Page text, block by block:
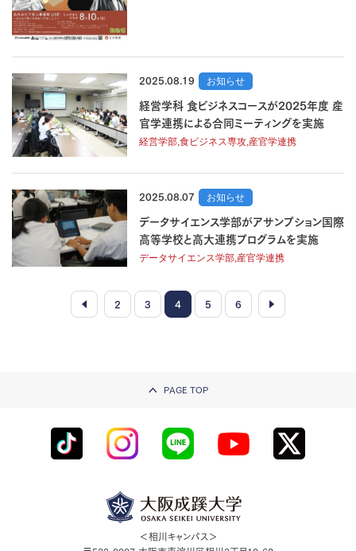
2025.08.19 お知らせ
経営学科 食ビジネスコースが2025年度 産
官学連携による合同ミーティングを実施
経営学部,食ビジネス専攻,産官学連携
2025.08.07 お知らせ
データサイエンス学部がアサンプション国際
高等学校と高大連携プログラムを実施
データサイエンス学部,産官学連携
2 3 4 5 6
PAGE TOP
＜相川キャンパス＞